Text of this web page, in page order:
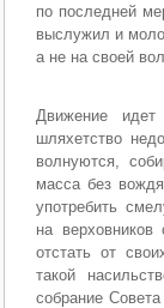
по последней
выслужил и
а не на своей
Движение идет
шляхетство
волнуются,
масса без
употребить
на
отстать от
такой
собрание